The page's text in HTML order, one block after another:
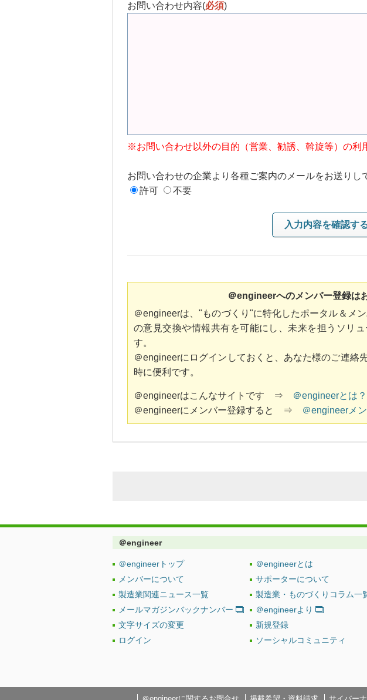
お問い合わせ内容(必須)
※お問い合わせ以外の目的（営業、勧誘、斡旋等）の利
お問い合わせの企業より各種ご案内のメールをお送りし
許可
不要
＠engineerへのメンバー登録は
＠engineerは、"ものづくり"に特化したポータル＆メ
の意見交換や情報共有を可能にし、未来を担うソリ
す。
＠engineerにログインしておくと、あなた様のご連絡
時に便利です。
＠engineerはこんなサイトです ⇒
＠engineerとは？
＠engineerにメンバー登録すると ⇒
＠engineerメ
＠engineer
＠engineerトップ
＠engineerとは
メンバーについて
サポーターについて
製造業関連ニュース一覧
製造業・ものづくりコラム一
メールマガジンバックナンバー
＠engineerより
文字サイズの変更
新規登録
ログイン
ソーシャルコミュニティ